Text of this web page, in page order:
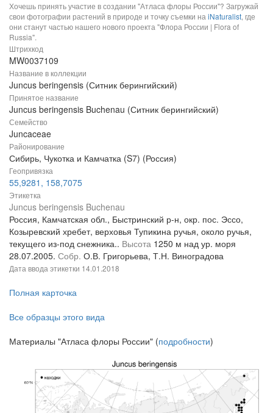
Хочешь принять участие в создании "Атласа флоры России"? Загружай
свои фотографии растений в природе и точку съемки на iNaturalist, где
они станут частью нашего нового проекта "Флора России | Flora of
Russia".
Штрихкод
MW0037109
Название в коллекции
Juncus beringensis (Ситник берингийский)
Принятое название
Juncus beringensis Buchenau (Ситник берингийский)
Семейство
Juncaceae
Районирование
Сибирь, Чукотка и Камчатка (S7) (Россия)
Геопривязка
55,9281, 158,7075
Этикетка
Juncus beringensis Buchenau
Россия, Камчатская обл., Быстринский р-н, окр. пос. Эссо,
Козыревский хребет, верховья Тупикина ручья, около ручья,
текущего из-под снежника.. Высота 1250 м над ур. моря
28.07.2005. Собр. О.В. Григорьева, Т.Н. Виноградова
Дата ввода этикетки 14.01.2018
Полная карточка
Все образцы этого вида
Материалы "Атласа флоры России" (подробности)